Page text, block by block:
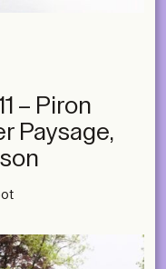
– Piron
Paysage,